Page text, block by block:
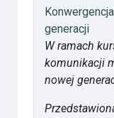
generacji
W ramach
komunikacji
nowej